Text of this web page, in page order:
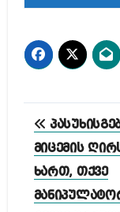
მიცემის
ხართ, თქვე